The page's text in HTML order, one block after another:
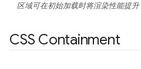
区域可在初始加载时将渲染性能提升
CSS Containment